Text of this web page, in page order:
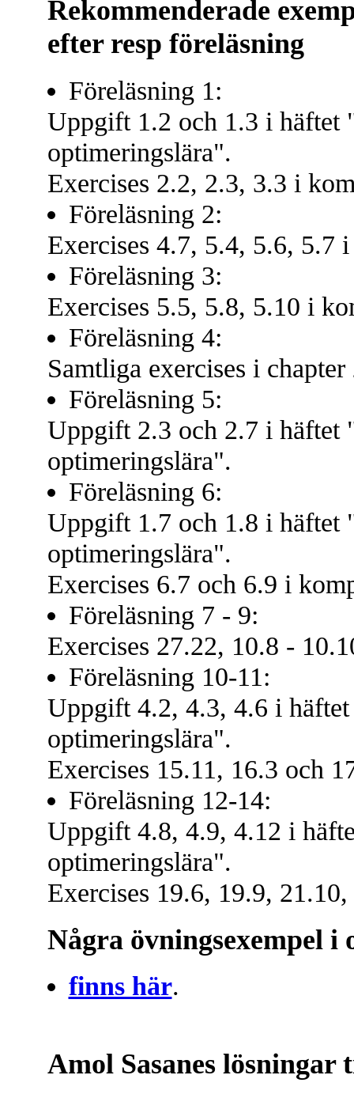
Rekommenderade
efter resp föreläsning
Föreläsning 1:
Uppgift 1.2 och 1.3 i häftet
optimeringslära".
Exercises 2.2, 2.3, 3.3 i
Föreläsning 2:
Exercises 4.7, 5.4, 5.6, 5.7
Föreläsning 3:
Exercises 5.5, 5.8, 5.10 i
Föreläsning 4:
Samtliga exercises i chapter
Föreläsning 5:
Uppgift 2.3 och 2.7 i häftet
optimeringslära".
Föreläsning 6:
Uppgift 1.7 och 1.8 i häftet
optimeringslära".
Exercises 6.7 och 6.9 i
Föreläsning 7 - 9:
Exercises 27.22, 10.8 -
Föreläsning 10-11:
Uppgift 4.2, 4.3, 4.6 i
optimeringslära".
Exercises 15.11, 16.3 och
Föreläsning 12-14:
Uppgift 4.8, 4.9, 4.12 i
optimeringslära".
Exercises 19.6, 19.9,
Några övningsexempel i
finns här.
Amol Sasanes lösningar